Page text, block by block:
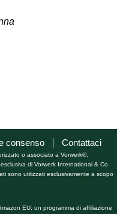
consenso Contattaci
o associato a Vorwerk®.
di Vorwerk International & Co.
sono utilizzati esclusivamente a scopo
EU, un programma di affiliazione